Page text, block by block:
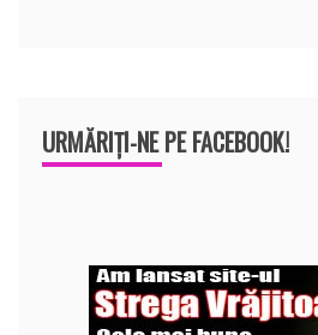
URMĂRIȚI-NE PE FACEBOOK!